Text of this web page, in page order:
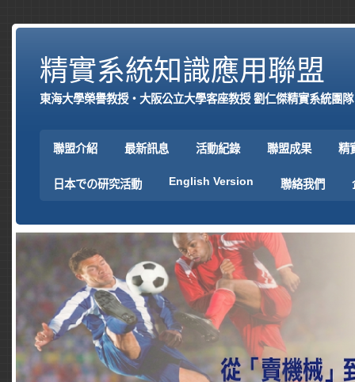
精實系統知識應用聯盟
東海大學榮譽教授‧大阪公立大學客座教授 劉仁傑精實系統團隊
聯盟介紹 最新訊息 活動紀錄 聯盟成果 精
日本での研究活動 English Version 聯絡我們